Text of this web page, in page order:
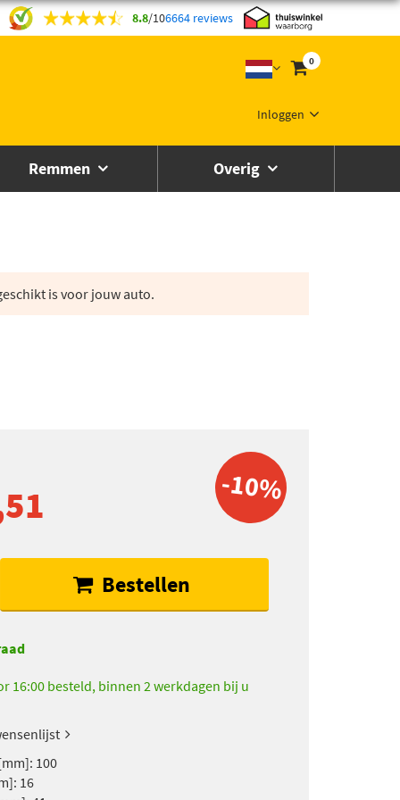
8.8/106664 reviews
0
Inloggen
Remmen Overig
is voor jouw auto.
-10%
Bestellen
16:00 besteld, binnen 2 werkdagen bij u
100
16